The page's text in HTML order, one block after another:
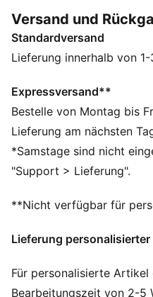
abgestimmten Maschine
brandneue
Carbonfaser macht ihn
Stollendesign bringt dich
zum Netz, als du sagen
FEATURES + VORTEILE
BESCHLEUNIGUNG: Die
Außensohle kombiniert
für schnellen Vortrieb mit
Beschleunigung
auf Erkenntnissen aus
Richtungswechseln und
Versand und
Standardversand
Lieferung innerhalb von
Expressversand**
Bestelle von Montag bis
Lieferung am nächsten
*Samstage sind nicht
"Support > Lieferung".
**Nicht verfügbar für
Lieferung
Für personalisierte
Bearbeitungszeit von 2-5